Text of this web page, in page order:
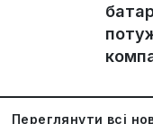
Переглянути всі